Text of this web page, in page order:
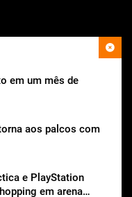
em um mês de
aos palcos com
e PlayStation
em arena